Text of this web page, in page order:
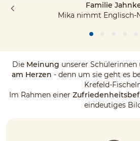
Familie
Mika nimmt Englisch-
Die Meinung unserer Schülerinnen
am Herzen - denn um sie geht es
Krefeld-
Im Rahmen einer
eindeutiges